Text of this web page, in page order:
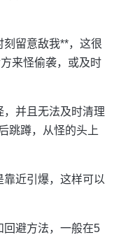
留意敌我**，这很
来怪偷袭，或及时
并且无法及时清理
跳蹲，从怪的头上
近引爆，这样可以
回避方法，一般在5